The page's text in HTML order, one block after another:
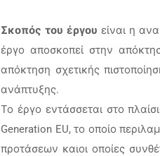
Σκοπός του έργου είναι η
έργο αποσκοπεί στην
απόκτηση σχετικής
ανάπτυξης.
Το έργο εντάσσεται στο
Generation EU, το οποίο
προτάσεων καιοι οποίες